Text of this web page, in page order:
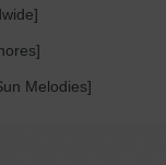
Melodies]